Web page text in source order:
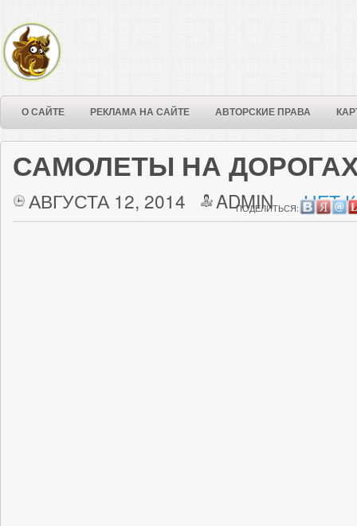
О САЙТЕ РЕКЛАМА НА САЙТЕ АВТОРСКИЕ ПРАВА
САМОЛЕТЫ НА
АВГУСТА 12, 2014 ADMIN НЕТ
ПОДЕЛИТЬСЯ: